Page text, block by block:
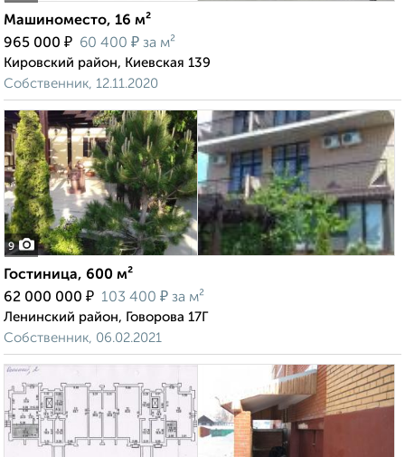
Машиноместо, 16 м²
965 000 ₽ 60 400 ₽ за м²
Кировский район, Киевская 139
Собственник, 12.11.2020
9
Гостиница, 600 м²
62 000 000 ₽ 103 400 ₽ за м²
Ленинский район, Говорова 17Г
Собственник, 06.02.2021